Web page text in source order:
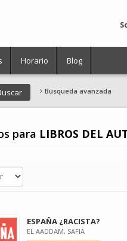
Horario Blog
Búsqueda avanzada
para LIBROS DEL
ESPAÑA ¿RACISTA?
EL AADDAM, SAFIA